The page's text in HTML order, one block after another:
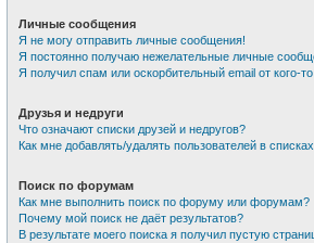
Личные сообщения
Я не могу отправить личные сообщения!
Я постоянно получаю нежелательные личные
Я получил спам или оскорбительный email от кого-
Друзья и недруги
Что означают списки друзей и недругов?
Как мне добавлять/удалять пользователей в
Поиск по форумам
Как мне выполнить поиск по форуму или форумам?
Почему мой поиск не даёт результатов?
В результате моего поиска я получил пустую